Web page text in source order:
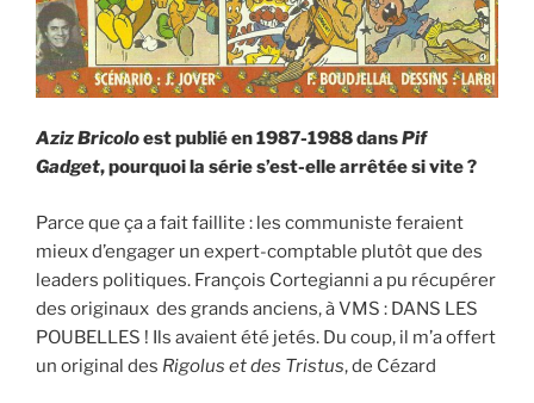
Aziz Bricoloest publié en 1987-1988 dansPif
Gadget, pourquoi la série s’est-elle arrêtée si vite ?
Parce que ça a fait faillite : les communiste feraient
mieux d’engager un expert-comptable plutôt que des
leaders politiques. François Cortegianni a pu récupérer
des originaux des grands anciens, à VMS : DANS LES
POUBELLES ! Ils avaient été jetés. Du coup, il m’a offert
un original des Rigolus et des Tristus, de Cézard